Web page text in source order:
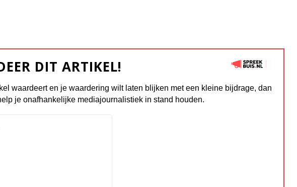
DIT ARTIKEL!
waardeert en je waardering wilt laten blijken met een kleine bijdrage, dan
je onafhankelijke mediajournalistiek in stand houden.